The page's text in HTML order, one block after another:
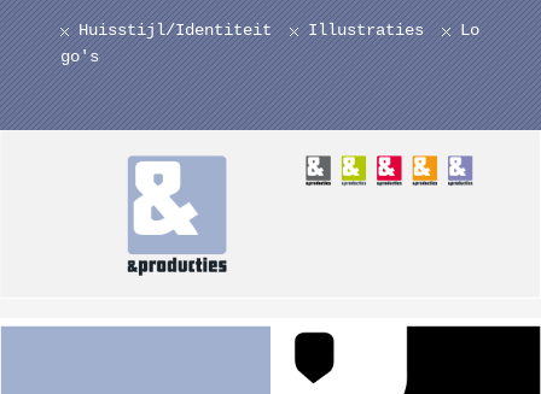
Huisstijl/Identiteit Illustraties
Lo
go's